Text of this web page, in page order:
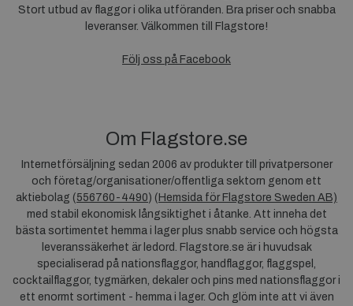
Stort utbud av flaggor i olika utföranden. Bra priser och snabba
leveranser. Välkommen till Flagstore!
Följ oss på Facebook
Om Flagstore.se
Internetförsäljning sedan 2006 av produkter till privatpersoner
och företag/organisationer/offentliga sektorn genom ett
aktiebolag (556760-4490) ( Hemsida för Flagstore Sweden AB)
med stabil ekonomisk långsiktighet i åtanke. Att inneha det
bästa sortimentet hemma i lager plus snabb service och högsta
leveranssäkerhet är ledord. Flagstore.se är i huvudsak
specialiserad på nationsflaggor, handflaggor, flaggspel,
cocktailflaggor, tygmärken, dekaler och pins med nationsflaggor i
ett enormt sortiment - hemma i lager. Och glöm inte att vi även